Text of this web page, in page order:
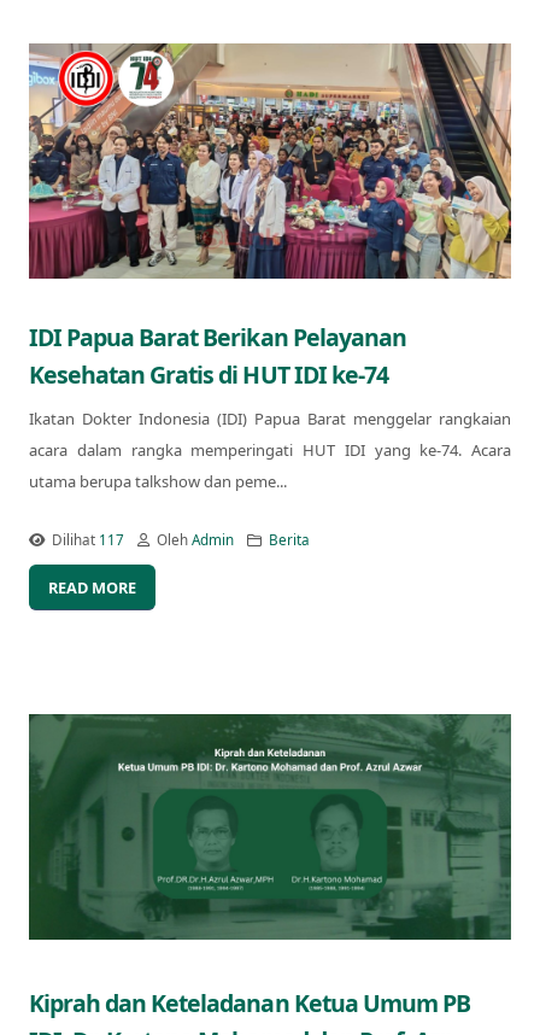
IDI Papua Barat Berikan Pelayanan
Kesehatan Gratis di HUT IDI ke-74
Ikatan Dokter Indonesia (IDI) Papua Barat menggelar rangkaian
acara dalam rangka memperingati HUT IDI yang ke-74. Acara
utama berupa talkshow dan peme...
Dilihat 117 OlehAdmin Berita
READ MORE
Kiprah dan Keteladanan Ketua Umum PB